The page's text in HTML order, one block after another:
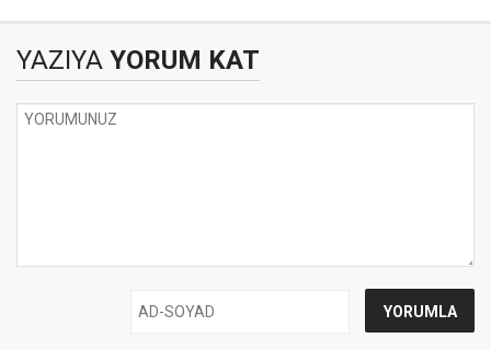
YAZIYA YORUM KAT